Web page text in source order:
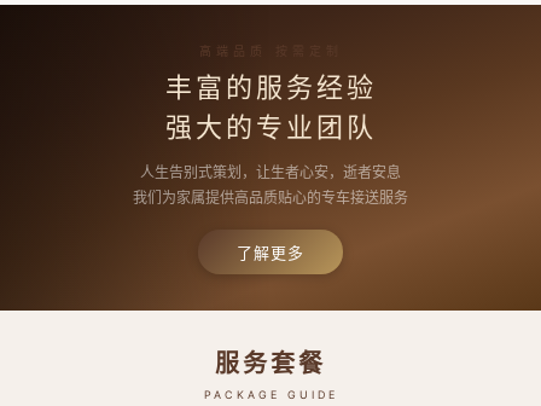
高端品质 按需定制
丰富的服务经验
强大的专业团队
人生告别式策划，让生者心安，逝者安息
我们为家属提供高品质贴心的专车接送服务
了解更多
服务套餐
PACKAGE GUIDE